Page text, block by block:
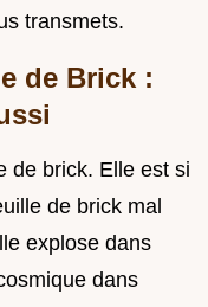
transmets.
de Brick :
de brick. Elle est si
de brick mal
explose dans
dans